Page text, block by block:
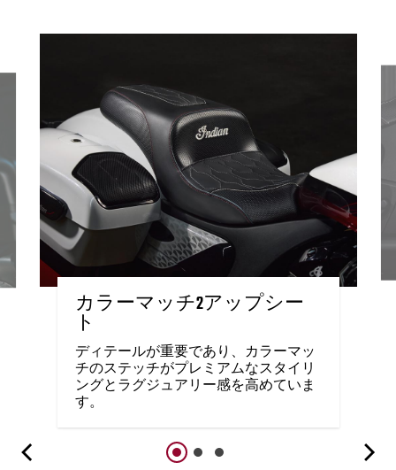
カラーマッチ2アップシー
ト
ディテールが重要であり、カラーマッ
チのステッチがプレミアムなスタイリ
ングとラグジュアリー感を高めていま
す。